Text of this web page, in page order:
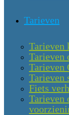
Tarieven
Tarieven
Tarieven
Tarieven
Tarieven
Fiets
Tarieven